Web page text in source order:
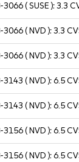
3066( SUSE ):3.3
3066( NVD ):3.3
3066( NVD ):3.3
3143 ( NVD ):6.5
3143 ( NVD ):6.5
3156( NVD ):6.5
3156( NVD ):6.5